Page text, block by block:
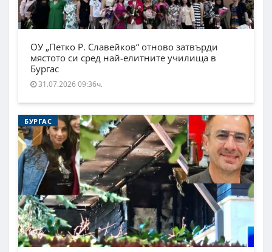
ОУ „Петко Р. Славейков“ отново затвърди
мястото си сред най-елитните училища в
Бургас
31.07.2026 09:36ч.
БУРГАС